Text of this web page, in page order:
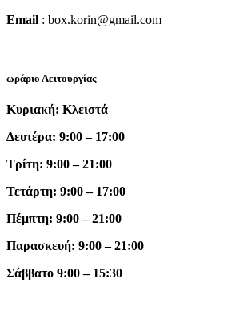
Email : box.korin@gmail.com
ωράριο Λειτουργίας
Κυριακή: Κλειστά
Δευτέρα: 9:00 – 17:00
Τρίτη: 9:00 – 21:00
Τετάρτη: 9:00 – 17:00
Πέμπτη: 9:00 – 21:00
Παρασκευή: 9:00 – 21:00
Σάββατο 9:00 – 15:30